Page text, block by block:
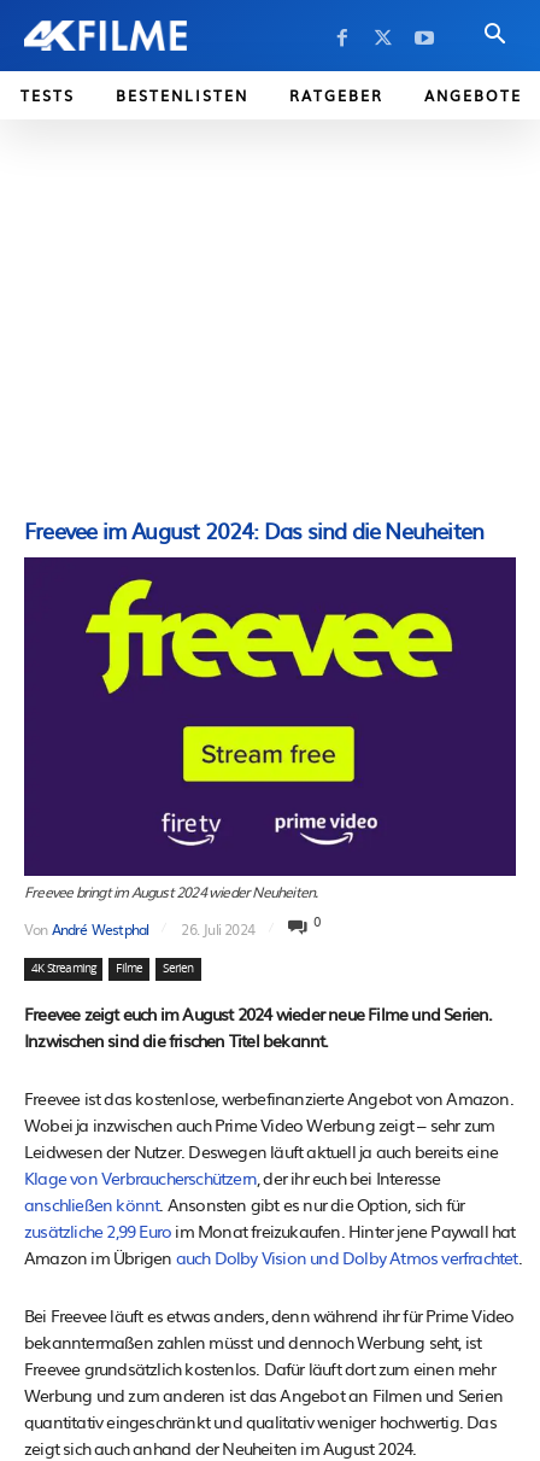
TESTS BESTENLISTEN RATGEBER ANGEBOTE
Freevee im August 2024: Das sind die Neuheiten
Freevee bringt im August 2024 wieder Neuheiten.
VonAndré Westphal 26. Juli 2024 0
4K Streaming Filme Serien
Freevee zeigt euch im August 2024 wieder neue Filme und Serien.
Inzwischen sind die frischen Titel bekannt.
Freevee ist das kostenlose, werbefinanzierte Angebot von Amazon.
Wobei ja inzwischen auch Prime Video Werbung zeigt – sehr zum
Leidwesen der Nutzer. Deswegen läuft aktuell ja auch bereits eine
Klage von Verbraucherschützern , der ihr euch bei Interesse
anschließen könnt. Ansonsten gibt es nur die Option, sich für
zusätzliche 2,99 Euro im Monat freizukaufen. Hinter jene Paywall hat
Amazon im Übrigen auch Dolby Vision und Dolby Atmos verfrachtet.
Bei Freevee läuft es etwas anders, denn während ihr für Prime Video
bekanntermaßen zahlen müsst und dennoch Werbung seht, ist
Freevee grundsätzlich kostenlos. Dafür läuft dort zum einen mehr
Werbung und zum anderen ist das Angebot an Filmen und Serien
quantitativ eingeschränkt und qualitativ weniger hochwertig. Das
zeigt sich auch anhand der Neuheiten im August 2024.